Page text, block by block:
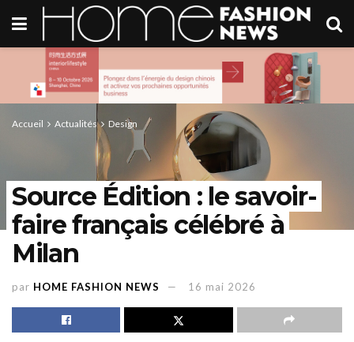
Accueil Actualités Design
Source Édition : le savoir-
faire français célébré à
Milan
par HOME FASHION NEWS 16 mai 2026